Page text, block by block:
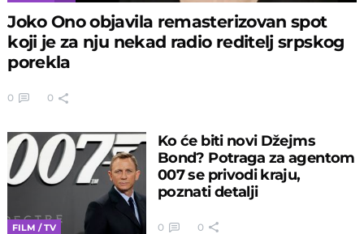
Joko Ono objavila remasterizovan spot
koji je za nju nekad radio reditelj srpskog
porekla
0 0
FILM / TV
Ko će biti novi Džejms
Bond? Potraga za agentom
007 se privodi kraju,
poznati detalji
0 0